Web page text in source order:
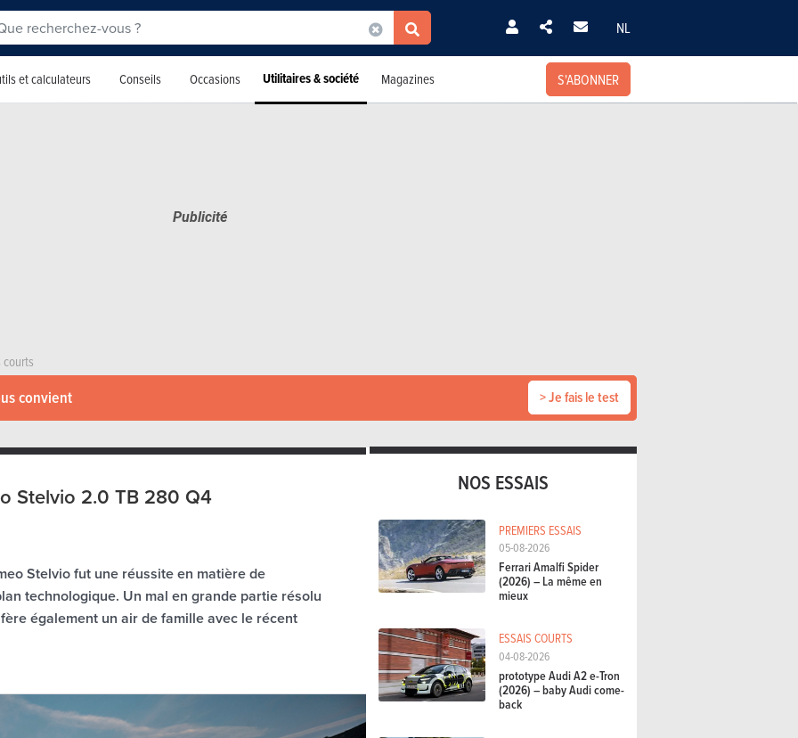
NL
et calculateurs Conseils Occasions Utilitaires & société Magazines S'ABONNER
courts
convient > Je fais le test
Stelvio 2.0 TB 280 Q4
Stelvio fut une réussite en matière de
technologique. Un mal en grande partie résolu
également un air de famille avec le récent
NOS ESSAIS
PREMIERS ESSAIS
05-08-2026
Ferrari Amalfi Spider
(2026) – La même en
mieux
ESSAIS COURTS
04-08-2026
prototype Audi A2 e-Tron
(2026) – baby Audi come-
back